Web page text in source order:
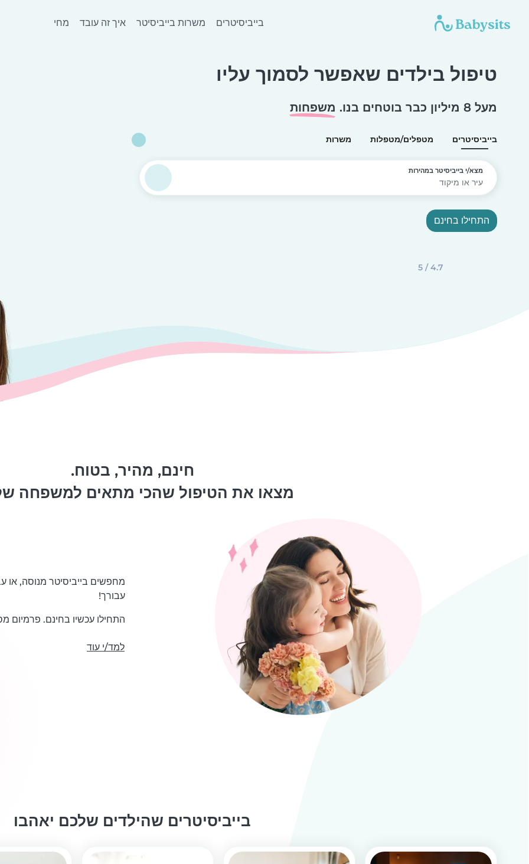
בייביסיטרים משרות בייביסיטר איך זה עובד מחירון
טיפול בילדים שאפשר לסמוך עליו
מעל 8 מיליון כבר בוטחים בנו. משפחות
בייביסיטרים מטפלים/מטפלות משרות
מצא/י בייביסיטר במהירות
התחילו בחינם
4.7 / 5
חינם, מהיר, בטוח.
מצאו את הטיפול שהכי מתאים למשפחה
עבורך!
התחילו עכשיו בחינם. פרמיום
למד/י עוד
בייביסיטרים שהילדים שלכם יאהבו